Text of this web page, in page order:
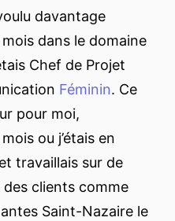
davantage
dans le domaine
Chef de Projet
Féminin. Ce
pour moi,
ou j’étais en
travaillais sur de
clients comme
Saint-Nazaire le